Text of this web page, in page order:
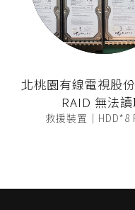
北桃園有線電視股
RAID 無法
救援裝置｜HDD*8